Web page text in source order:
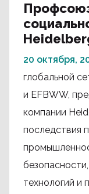
20 октября,
глобальной
и EFBWW,
компании
последствия
технологий и